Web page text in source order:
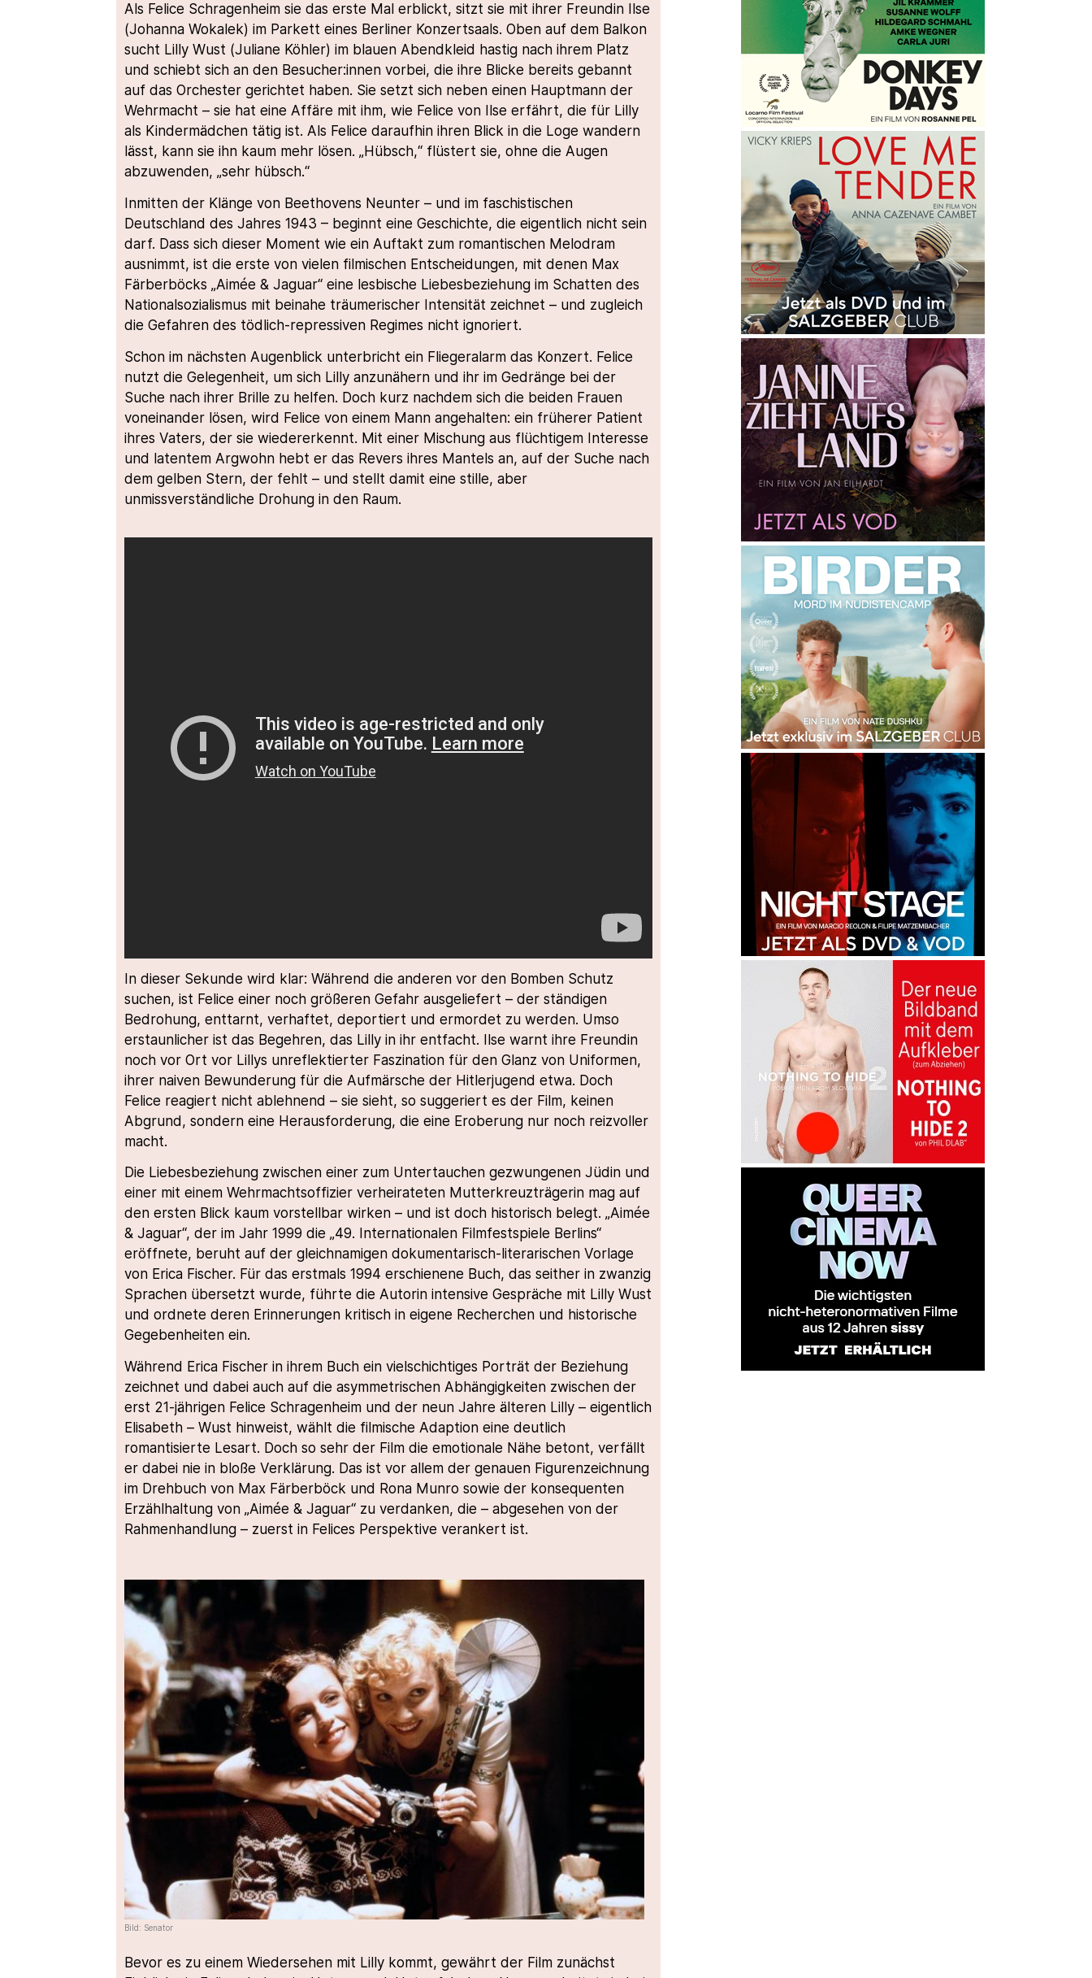
Als Felice Schragenheim sie das erste Mal erblickt, sitzt sie mit ihrer Freundin Ilse
(Johanna Wokalek) im Parkett eines Berliner Konzertsaals. Oben auf dem Balkon
sucht Lilly Wust (Juliane Köhler) im blauen Abendkleid hastig nach ihrem Platz
und schiebt sich an den Besucher:innen vorbei, die ihre Blicke bereits gebannt
auf das Orchester gerichtet haben. Sie setzt sich neben einen Hauptmann der
Wehrmacht – sie hat eine Affäre mit ihm, wie Felice von Ilse erfährt, die für Lilly
als Kindermädchen tätig ist. Als Felice daraufhin ihren Blick in die Loge wandern
lässt, kann sie ihn kaum mehr lösen. „Hübsch,“ flüstert sie, ohne die Augen
abzuwenden, „sehr hübsch.“
Inmitten der Klänge von Beethovens Neunter – und im faschistischen
Deutschland des Jahres 1943 – beginnt eine Geschichte, die eigentlich nicht sein
darf. Dass sich dieser Moment wie ein Auftakt zum romantischen Melodram
ausnimmt, ist die erste von vielen filmischen Entscheidungen, mit denen Max
Färberböcks „Aimée & Jaguar“ eine lesbische Liebesbeziehung im Schatten des
Nationalsozialismus mit beinahe träumerischer Intensität zeichnet – und zugleich
die Gefahren des tödlich-repressiven Regimes nicht ignoriert.
Schon im nächsten Augenblick unterbricht ein Fliegeralarm das Konzert. Felice
nutzt die Gelegenheit, um sich Lilly anzunähern und ihr im Gedränge bei der
Suche nach ihrer Brille zu helfen. Doch kurz nachdem sich die beiden Frauen
voneinander lösen, wird Felice von einem Mann angehalten: ein früherer Patient
ihres Vaters, der sie wiedererkennt. Mit einer Mischung aus flüchtigem Interesse
und latentem Argwohn hebt er das Revers ihres Mantels an, auf der Suche nach
dem gelben Stern, der fehlt – und stellt damit eine stille, aber
unmissverständliche Drohung in den Raum.
In dieser Sekunde wird klar: Während die anderen vor den Bomben Schutz
suchen, ist Felice einer noch größeren Gefahr ausgeliefert – der ständigen
Bedrohung, enttarnt, verhaftet, deportiert und ermordet zu werden. Umso
erstaunlicher ist das Begehren, das Lilly in ihr entfacht. Ilse warnt ihre Freundin
noch vor Ort vor Lillys unreflektierter Faszination für den Glanz von Uniformen,
ihrer naiven Bewunderung für die Aufmärsche der Hitlerjugend etwa. Doch
Felice reagiert nicht ablehnend – sie sieht, so suggeriert es der Film, keinen
Abgrund, sondern eine Herausforderung, die eine Eroberung nur noch reizvoller
macht.
Die Liebesbeziehung zwischen einer zum Untertauchen gezwungenen Jüdin und
einer mit einem Wehrmachtsoffizier verheirateten Mutterkreuzträgerin mag auf
den ersten Blick kaum vorstellbar wirken – und ist doch historisch belegt. „Aimée
& Jaguar“, der im Jahr 1999 die „49. Internationalen Filmfestspiele Berlins“
eröffnete, beruht auf der gleichnamigen dokumentarisch-literarischen Vorlage
von Erica Fischer. Für das erstmals 1994 erschienene Buch, das seither in zwanzig
Sprachen übersetzt wurde, führte die Autorin intensive Gespräche mit Lilly Wust
und ordnete deren Erinnerungen kritisch in eigene Recherchen und historische
Gegebenheiten ein.
Während Erica Fischer in ihrem Buch ein vielschichtiges Porträt der Beziehung
zeichnet und dabei auch auf die asymmetrischen Abhängigkeiten zwischen der
erst 21-jährigen Felice Schragenheim und der neun Jahre älteren Lilly – eigentlich
Elisabeth – Wust hinweist, wählt die filmische Adaption eine deutlich
romantisierte Lesart. Doch so sehr der Film die emotionale Nähe betont, verfällt
er dabei nie in bloße Verklärung. Das ist vor allem der genauen Figurenzeichnung
im Drehbuch von Max Färberböck und Rona Munro sowie der konsequenten
Erzählhaltung von „Aimée & Jaguar“ zu verdanken, die – abgesehen von der
Rahmenhandlung – zuerst in Felices Perspektive verankert ist.
Bild: Senator
Bevor es zu einem Wiedersehen mit Lilly kommt, gewährt der Film zunächst